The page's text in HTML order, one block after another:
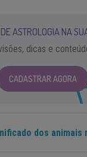
ASTROLOGIA NA
dicas e
CADASTRAR AGORA
dos animais